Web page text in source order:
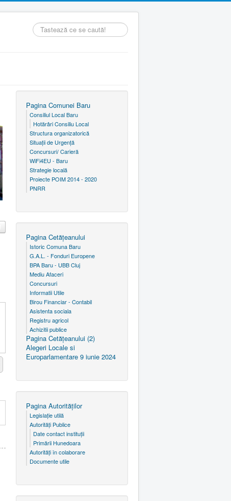
Căutare
...
Pagina Comunei Baru
Consiliul Local Baru
Hotărâri Consiliu Local
Structura organizatorică
Situaţii de Urgenţă
Concursuri/ Carieră
WiFi4EU - Baru
Strategie locală
Proiecte POIM 2014 - 2020
PNRR
Pagina Cetăţeanului
Istoric Comuna Baru
G.A.L. - Fonduri Europene
BPA Baru - UBB Cluj
Mediu Afaceri
Concursuri
Informatii Utile
Birou Financiar - Contabil
Asistenta sociala
Registru agricol
Achizitii publice
Pagina Cetăţeanului (2)
Alegeri Locale si
Europarlamentare 9 iunie 2024
Pagina Autorităţilor
Legislaţie utilă
Autorităţi Publice
Date contact instituţii
Primării Hunedoara
Autorităţi în colaborare
Documente utile